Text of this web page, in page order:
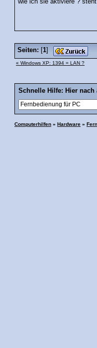
wie ich sie aktiviere ?
Seiten: [1]
« Windows XP: 1394 = LAN ?
Schnelle Hilfe: Hier
Computerhilfen » Hardware »